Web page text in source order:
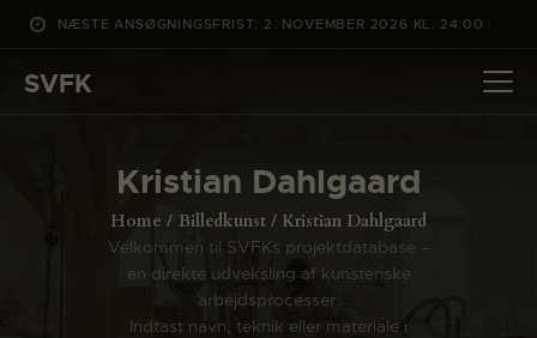
NÆSTE ANSØGNINGSFRIST: 2. NOVEMBER 2026 KL. 24:00
SVFK
Kristian Dahlgaard
Home Billedkunst Kristian Dahlgaard
Velkommen til SVFKs projektdatabase –
en direkte udveksling af kunsteriske
arbejdsprocesser.
Indtast navn, teknik eller materiale i
DET SKER
CHANNEL
ANSØG
OM SVFK